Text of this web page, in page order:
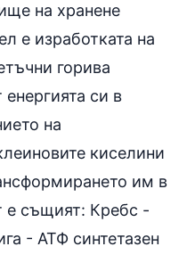
на хранене
е изработката на
горива
енергията си в
на
киселини
им в
е същият: Кребс -
- АТФ синтетазен